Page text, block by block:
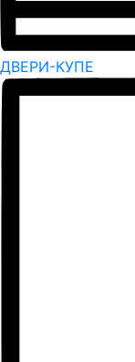
ДВЕРИ-КУПЕ